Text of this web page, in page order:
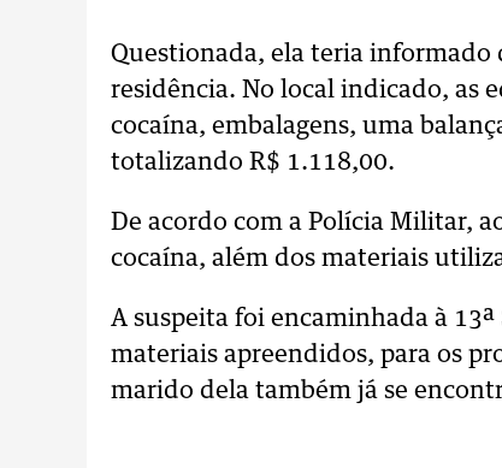
Questionada, ela teria informado
residência. No local indicado, as
cocaína, embalagens, uma
totalizando R$ 1.118,00.
De acordo com a Polícia Militar,
cocaína, além dos materiais
A suspeita foi encaminhada à
materiais apreendidos, para os
marido dela também já se